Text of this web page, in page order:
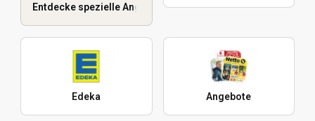
Entdecke spezielle Angebote
Edeka Angebote